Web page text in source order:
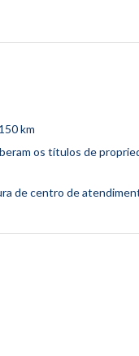
km
os títulos de
de centro de